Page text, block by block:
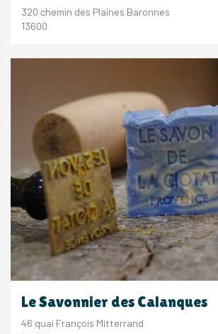
320 chemin des Plaines Baronnes
13600
Le Savonnier des Calanques
46 quai François Mitterrand